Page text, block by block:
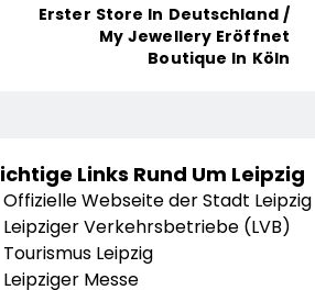
Erster Store In Deutschland /
My Jewellery Eröffnet
Boutique In Köln
Links Rund Um Leipzig
Offizielle Webseite der Stadt Leipzig
Leipziger Verkehrsbetriebe (LVB)
Tourismus Leipzig
Leipziger Messe